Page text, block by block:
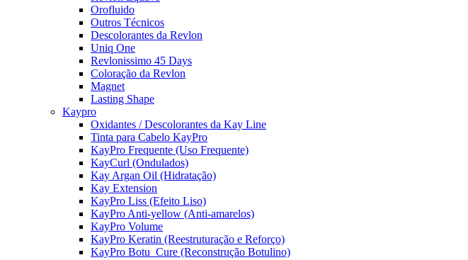
Orofluido
Outros Técnicos
Descolorantes da Revlon
Uniq One
Revlonissimo 45 Days
Coloração da Revlon
Magnet
Lasting Shape
Kaypro
Oxidantes / Descolorantes da Kay Line
Tinta para Cabelo KayPro
KayPro Frequente (Uso Frequente)
KayCurl (Ondulados)
Kay Argan Oil (Hidratação)
Kay Extension
KayPro Liss (Efeito Liso)
KayPro Anti-yellow (Anti-amarelos)
KayPro Volume
KayPro Keratin (Reestruturação e Reforço)
KayPro Botu_Cure (Reconstrução Botulino)